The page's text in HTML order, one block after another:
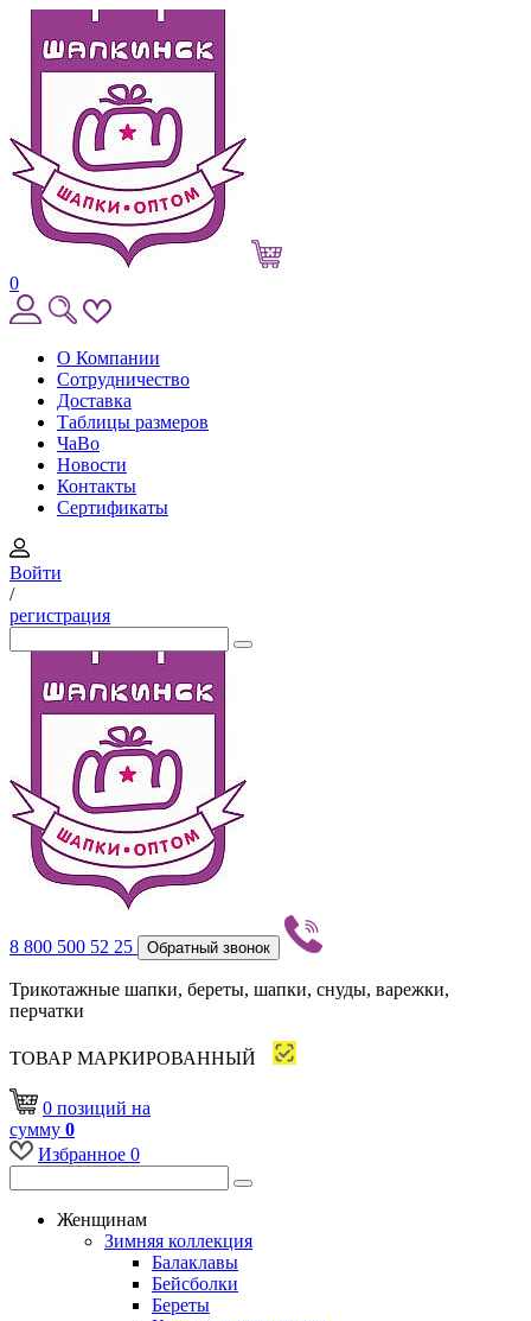
0
О Компании
Сотрудничество
Доставка
Таблицы размеров
ЧаВо
Новости
Контакты
Сертификаты
Войти
/
регистрация
8 800 500 52 25 Обратный звонок
Трикотажные шапки, береты, шапки, снуды, варежки,
перчатки
ТОВАР МАРКИРОВАННЫЙ
0 позиций на
сумму 0
Избранное 0
Женщинам
Зимняя коллекция
Балаклавы
Бейсболки
Береты